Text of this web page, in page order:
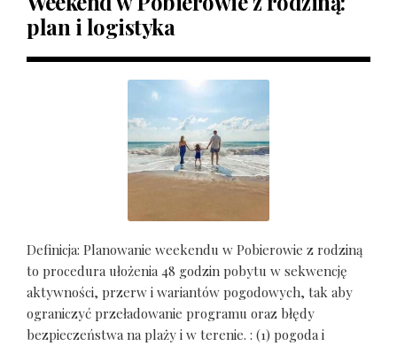
plan i logistyka
Definicja: Planowanie weekendu w Pobierowie z rodziną
to procedura ułożenia 48 godzin pobytu w sekwencję
aktywności, przerw i wariantów pogodowych, tak aby
ograniczyć przeładowanie programu oraz błędy
bezpieczeństwa na plaży i w terenie. : (1) pogoda i